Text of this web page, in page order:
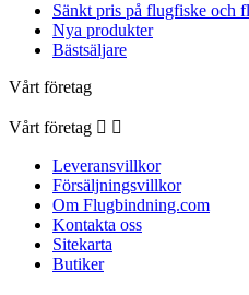
Sänkt pris på flugfiske och
Nya produkter
Bästsäljare
Vårt företag
Vårt företag  
Leveransvillkor
Försäljningsvillkor
Om Flugbindning.com
Kontakta oss
Sitekarta
Butiker